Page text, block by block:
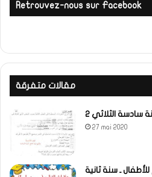
Retrouvez-nous sur Facebook
مقالات متفرقة
سادسة الثلاثي 2
27 mai 2020
ـ سنة ثانية